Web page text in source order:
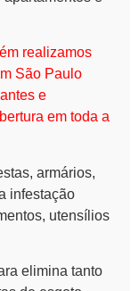
realizamos
São Paulo
e
em toda a
armários,
infestação
utensílios
elimina tanto